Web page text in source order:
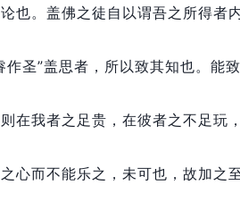
也。 盖佛之徒自以谓吾之所得者内
作圣”盖思者， 所以致其知也。 能
则在我者之足贵， 在彼者之不足玩，
心而不能乐之， 未可也， 故加之